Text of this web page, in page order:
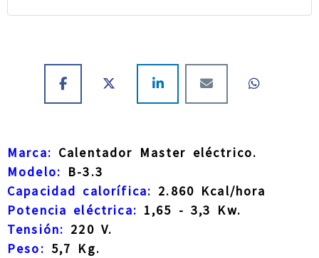
Marca: Calentador Master eléctrico.
Modelo: B-3.3
Capacidad calorífica: 2.860 Kcal/hora
Potencia eléctrica: 1,65 - 3,3 Kw.
Tensión: 220 V.
Peso: 5,7 Kg.